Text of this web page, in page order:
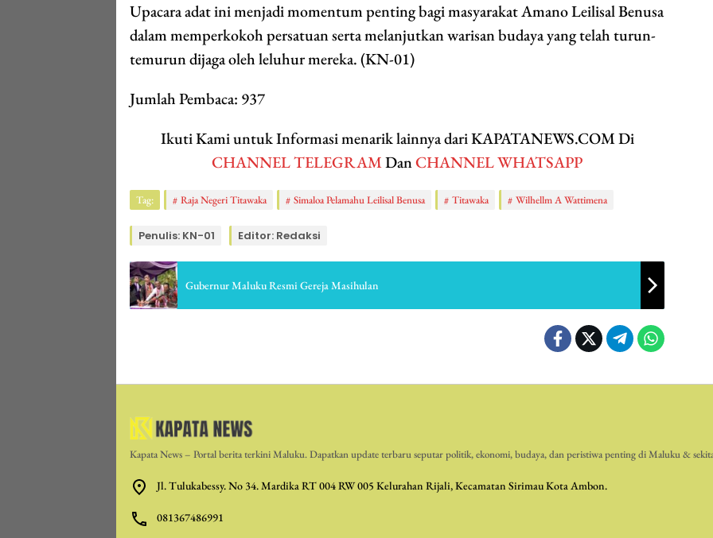
Upacara adat ini menjadi momentum penting bagi masyarakat Amano Leilisal Benusa
dalam memperkokoh persatuan serta melanjutkan warisan budaya yang telah turun-
temurun dijaga oleh leluhur mereka. (KN-01)
Jumlah Pembaca: 937
Ikuti Kami untuk Informasi menarik lainnya dari KAPATANEWS.COM Di
CHANNEL TELEGRAMDanCHANNEL WHATSAPP
Tag: Raja Negeri Titawaka Simaloa Pelamahu Leilisal Benusa Titawaka Wilhellm A Wattimena
Penulis: KN-01 Editor: Redaksi
Gubernur Maluku Resmi Gereja Masihulan
Kapata News – Portal berita terkini Maluku. Dapatkan update terbaru seputar politik, ekonomi, budaya, dan peristiwa penting di Maluku &
Jl. Tulukabessy. No 34. Mardika RT 004 RW 005 Kelurahan Rijali, Kecamatan Sirimau Kota Ambon.
081367486991